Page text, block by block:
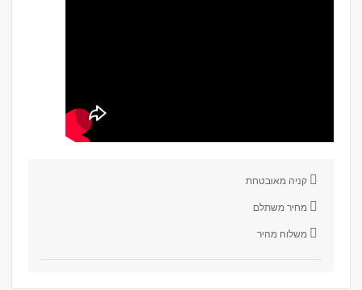
קניה מאובטחת
מחיר משתלם
משלוח מהיר